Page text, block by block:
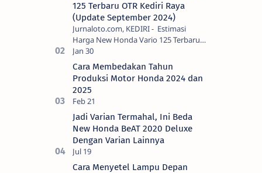
125 Terbaru OTR Kediri Raya
(Update September 2024)
Jurnaloto.com, KEDIRI - Estimasi
Harga New Honda Vario 125 Terbaru
OTR Kediri Raya (Update September
2024) Brosis sekalian, PT Astra Honda
Motor (AH…
Cara Membedakan Tahun
Produksi Motor Honda 2024 dan
2025
Jadi Varian Termahal, Ini Beda
New Honda BeAT 2020 Deluxe
Dengan Varian Lainnya
Cara Menyetel Lampu Depan